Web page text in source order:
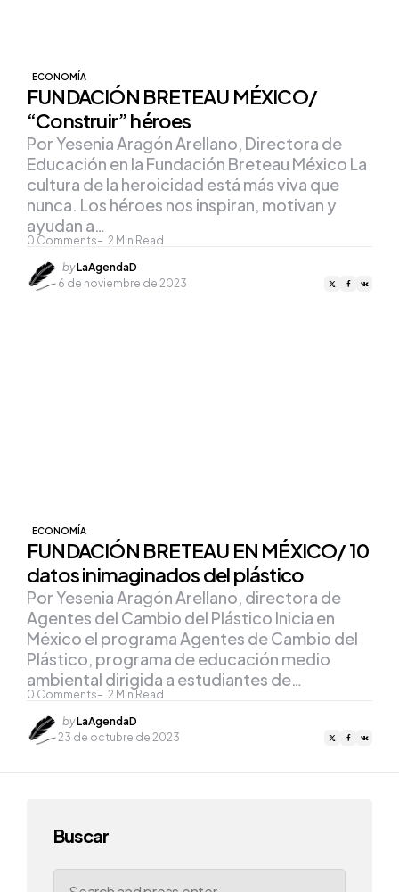
ECONOMÍA
FUNDACIÓN BRETEAU MÉXICO/
“Construir” héroes
0 Comments 2 Min Read
Por Yesenia Aragón Arellano, Directora de
Educación en la Fundación Breteau México La
cultura de la heroicidad está más viva que
nunca. Los héroes nos inspiran, motivan y
ayudan a…
Posted
by
byLaAgendaD
6 de noviembre de 2023
ECONOMÍA
FUNDACIÓN BRETEAU EN MÉXICO/ 10
datos inimaginados del plástico
0 Comments 2 Min Read
Por Yesenia Aragón Arellano, directora de
Agentes del Cambio del Plástico Inicia en
México el programa Agentes de Cambio del
Plástico, programa de educación medio
ambiental dirigida a estudiantes de…
Posted
by
byLaAgendaD
23 de octubre de 2023
Buscar
Search